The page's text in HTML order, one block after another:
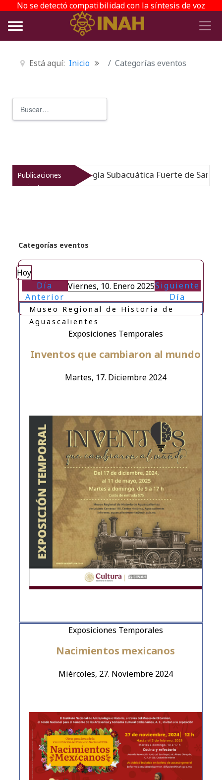
No se detectó compatibilidad con la síntesis de voz
Está aquí: Inicio Categorías eventos
Publicaciones
recientes
de Arqueología Subacuática Fuerte de San José
Categorías eventos
Hoy
Día
Anterior
Viernes, 10. Enero 2025Siguiente
Día
Martes, 17. Diciembre 2024
Inventos que cambiaron al mundo
Exposiciones Temporales
Museo Regional de Historia de
Aguascalientes
Miércoles, 27. Noviembre 2024
Nacimientos mexicanos
Exposiciones Temporales